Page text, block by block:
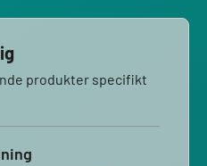
produkter specifikt